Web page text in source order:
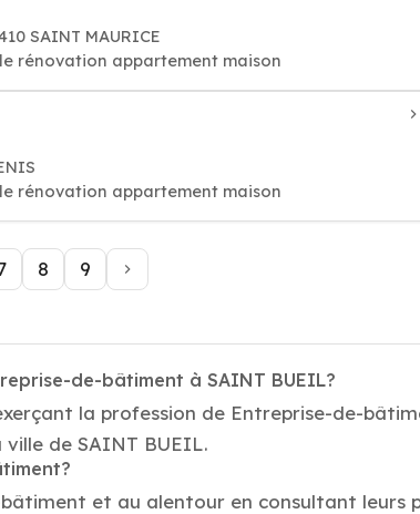
SAINT MAURICE
rénovation appartement maison
rénovation appartement maison
8 9
de-bâtiment à SAINT BUEIL?
la profession de Entreprise-de-
de SAINT BUEIL.
et au alentour en consultant leurs